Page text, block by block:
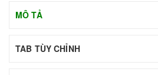
MÔ TẢ
TAB TÙY CHỈNH